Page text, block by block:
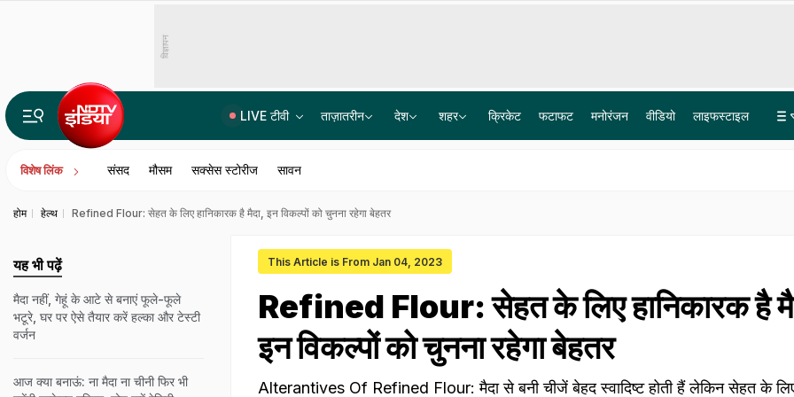
विज्ञापन
LIVE टीवी ताज़ातरीन देश शहर क्रिकेट फटाफट मनोरंजन वीडियो लाइफस्टाइल
विशेष लिंक संसद मौसम सक्सेस स्टोरीज सावन
होम हेल्थ Refined Flour: सेहत के लिए हानिकारक है मैदा, इन विकल्पों को चुनना रहेगा बेहतर
This Article is From Jan 04, 2023
Refined Flour: सेहत के लिए हानिकारक है
इन विकल्पों को चुनना रहेगा बेहतर
Alterantives Of Refined Flour: मैदा से बनी चीजें बेहद स्वादिष्ट होती हैं लेकिन सेहत के
यह भी पढ़ें
मैदा नहीं, गेहूं के आटे से बनाएं फूले-फूले
भटूरे, घर पर ऐसे तैयार करें हल्का और टेस्टी
वर्जन
आज क्या बनाऊं: ना मैदा ना चीनी फिर भी